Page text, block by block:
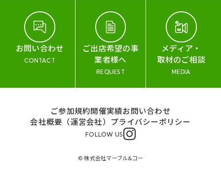
お問い合わせ
CONTACT
ご出店希望の事
業者様へ
REQUEST
メディア・
取材のご相談
MEDIA
ご参加規約開催実績お問い合わせ
会社概要（運営会社） プライバシーポリシー
FOLLOW US
© 株式会社マーブル&コー